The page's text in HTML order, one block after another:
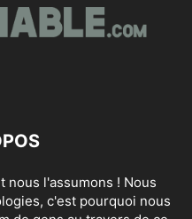
nous l'assumons ! Nous
c'est pourquoi nous